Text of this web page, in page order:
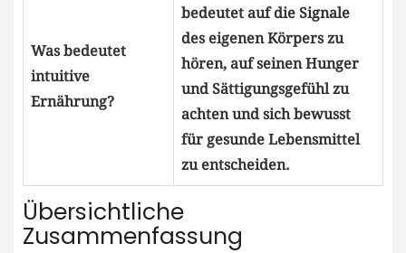
Was ‌bedeutet
intuitive
Ernährung?
bedeutet‌ auf die‍ Signale‌
des eigenen Körpers zu
hören, auf seinen Hunger
und⁣ Sättigungsgefühl zu
achten ⁣und sich​ bewusst
für​ gesunde ‍Lebensmittel
⁤zu ⁢entscheiden.
Übersichtliche
⁢Zusammenfassung